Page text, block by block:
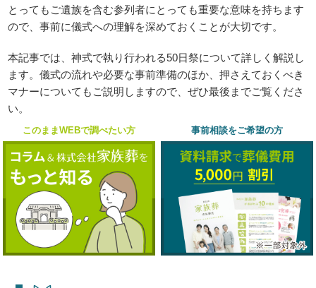
とってもご遺族を含む参列者にとっても重要な意味を持ちます
ので、事前に儀式への理解を深めておくことが大切です。
本記事では、神式で執り行われる50日祭について詳しく解説し
ます。儀式の流れや必要な事前準備のほか、押さえておくべき
マナーについてもご説明しますので、ぜひ最後までご覧くださ
い。
このままWEBで調べたい方 事前相談をご希望の方